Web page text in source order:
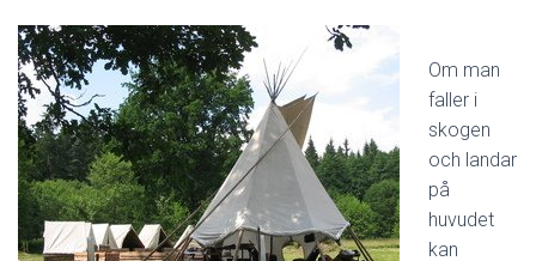
Om man
faller i
skogen
och landar
på
huvudet
kan